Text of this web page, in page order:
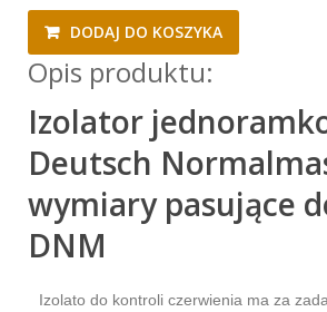
DODAJ DO KOSZYKA
Opis produktu:
Izolator
Deutsch
wymiary pasujące
DNM
Izolato do kontroli czerwienia ma za